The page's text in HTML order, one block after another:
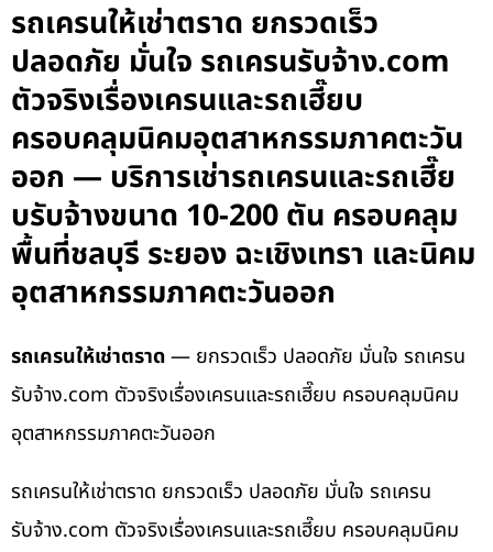
รถเครนให้เช่าตราด ยกรวดเร็ว
ปลอดภัย มั่นใจ รถเครนรับจ้าง.com
ตัวจริงเรื่องเครนและรถเฮี๊ยบ
ครอบคลุมนิคมอุตสาหกรรมภาคตะวัน
ออก — บริการเช่ารถเครนและรถเฮี๊ย
บรับจ้างขนาด 10-200 ตัน ครอบคลุม
พื้นที่ชลบุรี ระยอง ฉะเชิงเทรา และนิคม
อุตสาหกรรมภาคตะวันออก
รถเครนให้เช่าตราด— ยกรวดเร็ว ปลอดภัย มั่นใจ รถเครน
รับจ้าง.com ตัวจริงเรื่องเครนและรถเฮี๊ยบ ครอบคลุมนิคม
อุตสาหกรรมภาคตะวันออก
รถเครนให้เช่าตราด ยกรวดเร็ว ปลอดภัย มั่นใจ รถเครน
รับจ้าง.com ตัวจริงเรื่องเครนและรถเฮี๊ยบ ครอบคลุมนิคม